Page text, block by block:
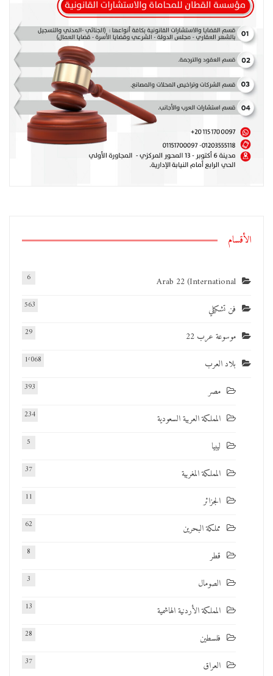
الأقسام
Arab 22 (International
6
فن تشكيلي 563
موسوعة عرب 22 29
بلاد العرب 1٬068
مصر 393
المملكة العربية السعودية 234
ليبيا 5
المملكة المغربية 37
الجزائر 11
مملكة البحرين 62
قطر 8
الصومال 3
المملكة الأردنية الهاشمية 13
فلسطين 28
العراق 37